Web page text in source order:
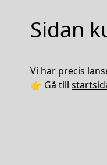
Sidan
Vi har precis
👉 Gå till